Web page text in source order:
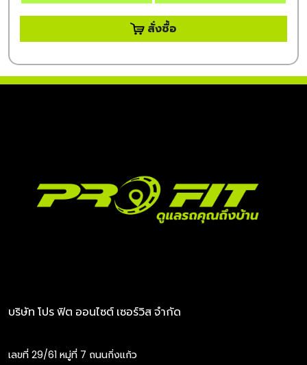
สั่งซื้อ
บริษัท โปร ฟิต ออนไซต์ เซอร์วิส จำกัด
เลขที่ 29/61 หมู่ที่ 7 ถนนกิ่งแก้ว